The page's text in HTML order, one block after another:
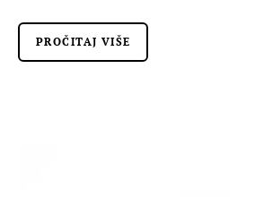
PROČITAJ VIŠE